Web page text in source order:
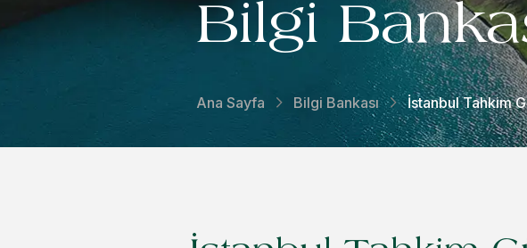
Bilgi
Ana Sayfa Bilgi Bankası İstanbul Tahkim